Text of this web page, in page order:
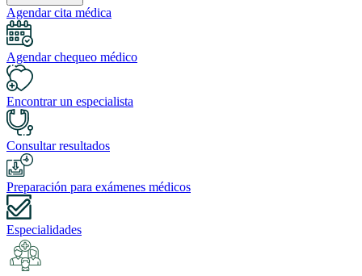
Agendar cita médica
Agendar chequeo médico
Encontrar un especialista
Consultar resultados
Preparación para exámenes médicos
Especialidades